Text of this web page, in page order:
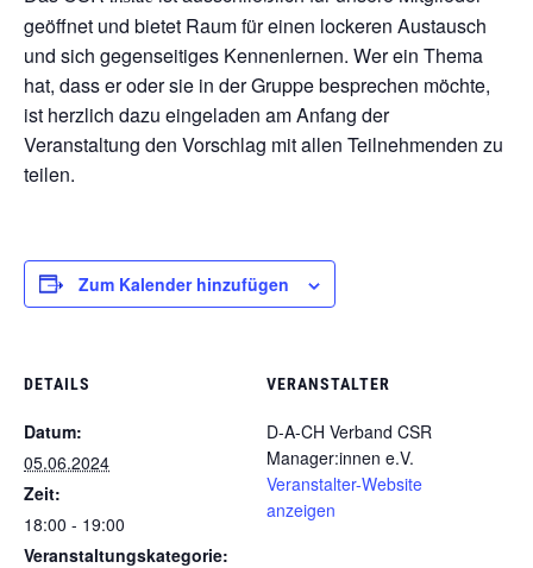
geöffnet und bietet Raum für einen lockeren Austausch
und sich gegenseitiges Kennenlernen. Wer ein Thema
hat, dass er oder sie in der Gruppe besprechen möchte,
ist herzlich dazu eingeladen am Anfang der
Veranstaltung den Vorschlag mit allen Teilnehmenden zu
teilen.
Zum Kalender hinzufügen
DETAILS
Datum:
05.06.2024
Zeit:
18:00 - 19:00
Veranstaltungskategorie:
VERANSTALTER
D-A-CH Verband CSR
Manager:innen e.V.
Veranstalter-Website
anzeigen